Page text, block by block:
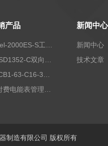
产品 新闻中心
新闻中心
技术文章
制造有限公司 版权所有